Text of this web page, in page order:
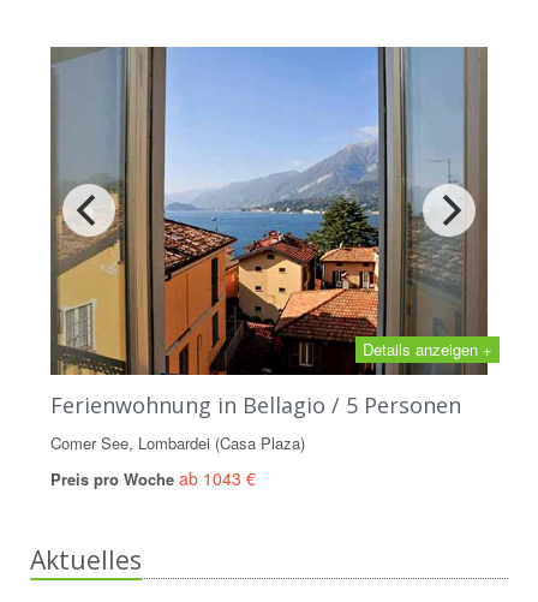
Details anzeigen +
Ferienwohnung in Bellagio / 5 Personen
Comer See, Lombardei (Casa Plaza)
Preis pro Woche ab 1043 €
Aktuelles